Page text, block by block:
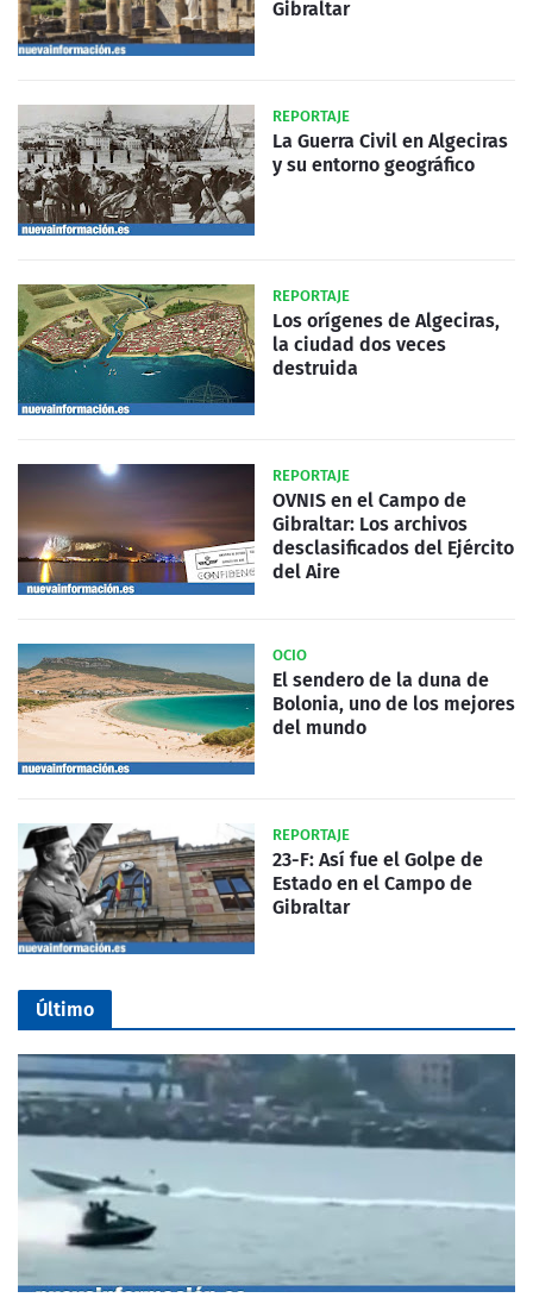
Gibraltar
REPORTAJE
La Guerra Civil en Algeciras
y su entorno geográfico
REPORTAJE
Los orígenes de Algeciras,
la ciudad dos veces
destruida
REPORTAJE
OVNIS en el Campo de
Gibraltar: Los archivos
desclasificados del Ejército
del Aire
OCIO
El sendero de la duna de
Bolonia, uno de los mejores
del mundo
REPORTAJE
23-F: Así fue el Golpe de
Estado en el Campo de
Gibraltar
Último